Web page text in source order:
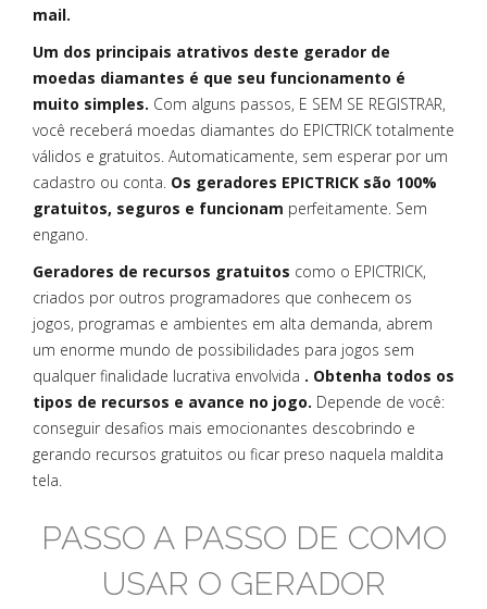
mail.
Um dos principais atrativos deste gerador de
moedas diamantes é que seu funcionamento é
muito simples. Com alguns passos, E SEM SE REGISTRAR,
você receberá moedas diamantes do EPICTRICK totalmente
válidos e gratuitos. Automaticamente, sem esperar por um
cadastro ou conta. Os geradores EPICTRICK são 100%
gratuitos, seguros e funcionam perfeitamente. Sem
engano.
Geradores de recursos gratuitos como o EPICTRICK,
criados por outros programadores que conhecem os
jogos, programas e ambientes em alta demanda, abrem
um enorme mundo de possibilidades para jogos sem
qualquer finalidade lucrativa envolvida . Obtenha todos os
tipos de recursos e avance no jogo. Depende de você:
conseguir desafios mais emocionantes descobrindo e
gerando recursos gratuitos ou ficar preso naquela maldita
tela.
PASSO A PASSO DE COMO
USAR O GERADOR